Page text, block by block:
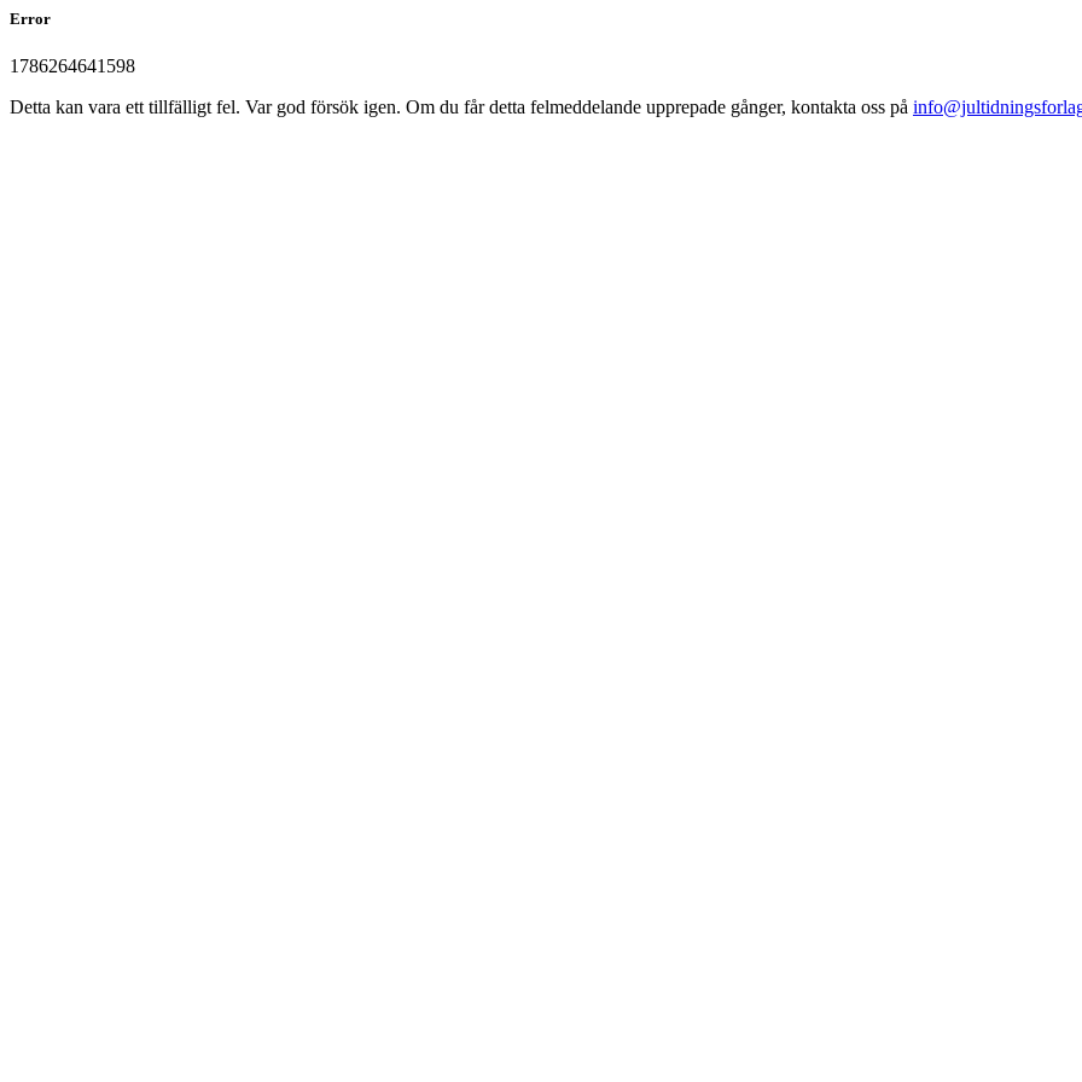
Error
1786264641598
Detta kan vara ett tillfälligt fel. Var god försök igen. Om du får detta felmeddelande upprepade gånger, kontakta oss på